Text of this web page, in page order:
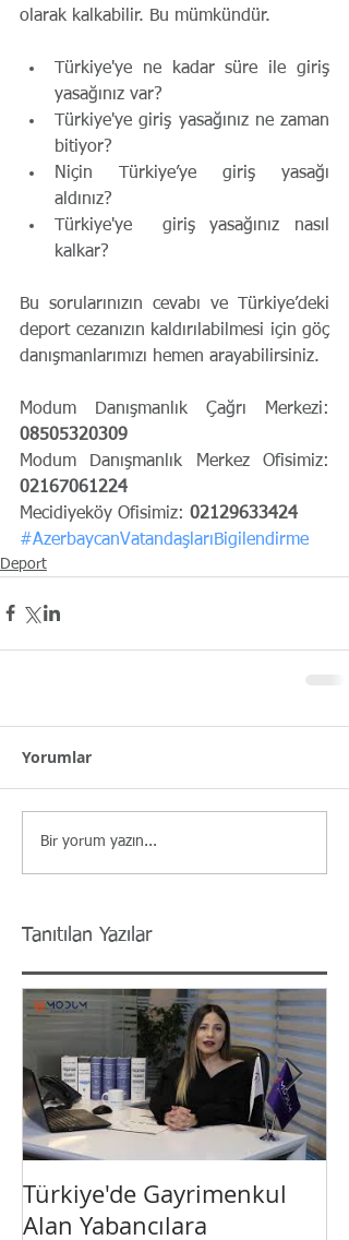
olarak kalkabilir. Bu mümkündür.
Türkiye'ye ne kadar süre ile giriş
yasağınız var?
Türkiye'ye giriş yasağınız ne zaman
bitiyor?
Niçin Türkiye’ye giriş yasağı
aldınız?
Türkiye'ye  giriş yasağınız nasıl
kalkar?
Bu sorularınızın cevabı ve Türkiye’deki
deport cezanızın kaldırılabilmesi için göç
danışmanlarımızı hemen arayabilirsiniz.
08505320309
02167061224
Mecidiyeköy Ofisimiz: 02129633424
#AzerbaycanVatandaşlarıBigilendirme
Deport
Yorumlar
Bir yorum yazın...
Tanıtılan Yazılar
Türkiye'de Gayrimenkul
Alan Yabancılara